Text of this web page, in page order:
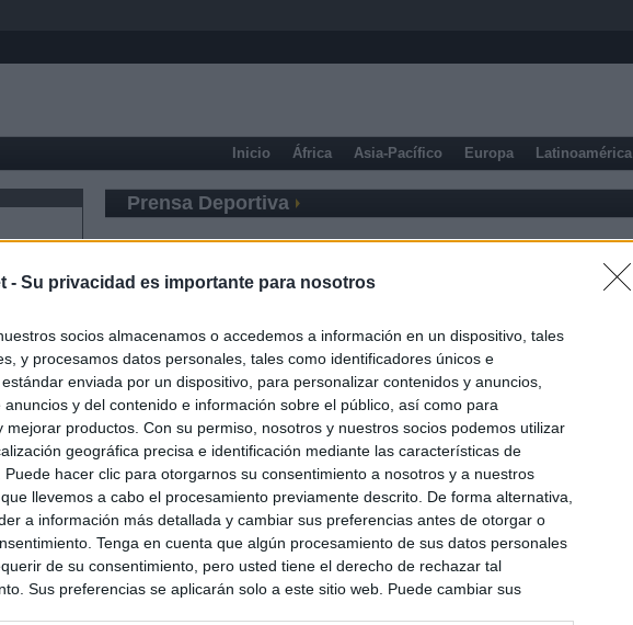
- Su privacidad es importante para nosotros
socios almacenamos o accedemos a información en un dispositivo, tales
y procesamos datos personales, tales como identificadores únicos e
enviada por un dispositivo, para personalizar contenidos y anuncios,
anuncios y del contenido e información sobre el público, así como para
mejorar productos. Con su permiso, nosotros y nuestros socios podemos utilizar
geográfica precisa e identificación mediante las características de
Puede hacer clic para otorgarnos su consentimiento a nosotros y a nuestros
llevemos a cabo el procesamiento previamente descrito. De forma alternativa,
a información más detallada y cambiar sus preferencias antes de otorgar o
Tenga en cuenta que algún procesamiento de sus datos personales
de su consentimiento, pero usted tiene el derecho de rechazar tal
Sus preferencias se aplicarán solo a este sitio web. Puede cambiar sus
Inicio África Asia-Pacífico Europa Latinoamérica
Prensa Deportiva